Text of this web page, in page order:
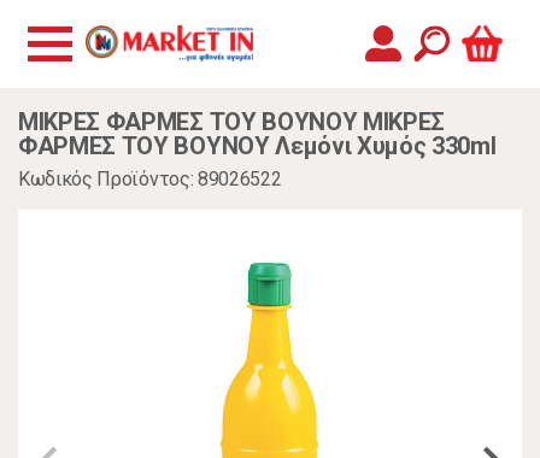
ΜΙΚΡΕΣ ΦΑΡΜΕΣ ΤΟΥ ΒΟΥΝΟΥ ΜΙΚΡΕΣ
ΦΑΡΜΕΣ ΤΟΥ ΒΟΥΝΟΥ Λεμόνι Χυμός 330ml
Κωδικός Προϊόντος: 89026522